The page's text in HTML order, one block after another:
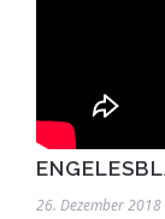
26. Dezember 2018